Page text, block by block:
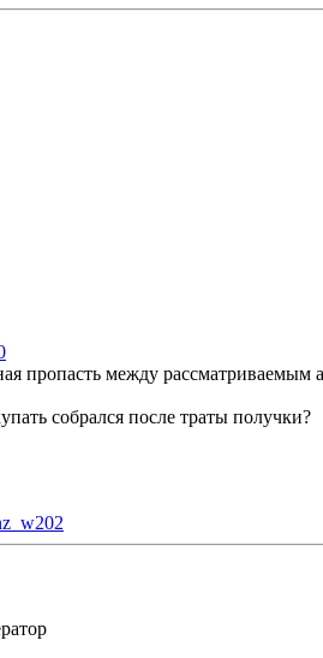
пропасть между
собрался после траты получки?